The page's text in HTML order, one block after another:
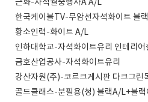
근화-자석월중행사A A/L
한국케이블TV-무암선자석화이트 블
황소인력-화이트 A/L
인하대학교-자석화이트유리 인테리어
금호산업공사-자석화이트유리
강산자원(주)-코르크게시판 다크그린
골드클래스-분필용(청) 블랙A/L+블랙